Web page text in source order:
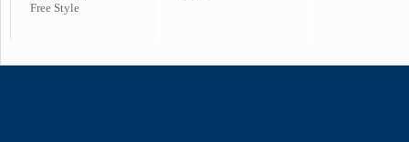
Free Style